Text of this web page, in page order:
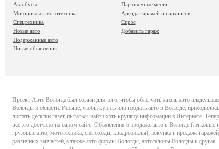
Автобусы
Мотоциклы и мототехника
Спецтехника
Новые авто
Подержанные авто
Новые объявления
Парковочные места
Аренда гаражей и паркингов
Спрос
Добавить гараж
Проект Авто Вологда был создан для того, чтобы облегчить жизнь авто владельцам
Вологды и области. Раньше, чтобы купить или продать авто в Вологде, приходилось
листать десятки газет, пытаться найти хоть крупицу информации в Интернете.
все это доступно на одном сайте. Объявления о продаже авто в Вологде (легковые и
грузовые авто, мототехника, снегоходы, квадроциклы), покупка и продажа
различных запчастей, а также авто фирмы Вологды, автосалоны Вологды и другая